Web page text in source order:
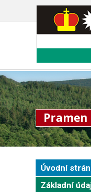
Pramen
Úvodní
Základní